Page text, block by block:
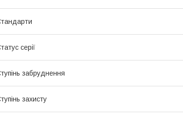
серії
забруднення
захисту